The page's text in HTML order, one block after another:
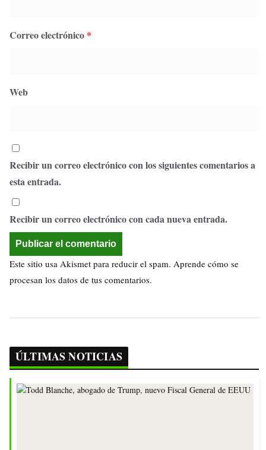
Correo electrónico *
Web
Recibir un correo electrónico con los siguientes comentarios a
esta entrada.
Recibir un correo electrónico con cada nueva entrada.
Este sitio usa Akismet para reducir el spam. Aprende cómo se
procesan los datos de tus comentarios.
ÚLTIMAS NOTICIAS